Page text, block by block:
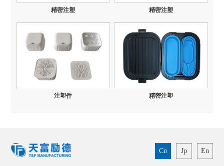
精密注塑 精密注塑
注塑件 精密注塑
Cn Jp En